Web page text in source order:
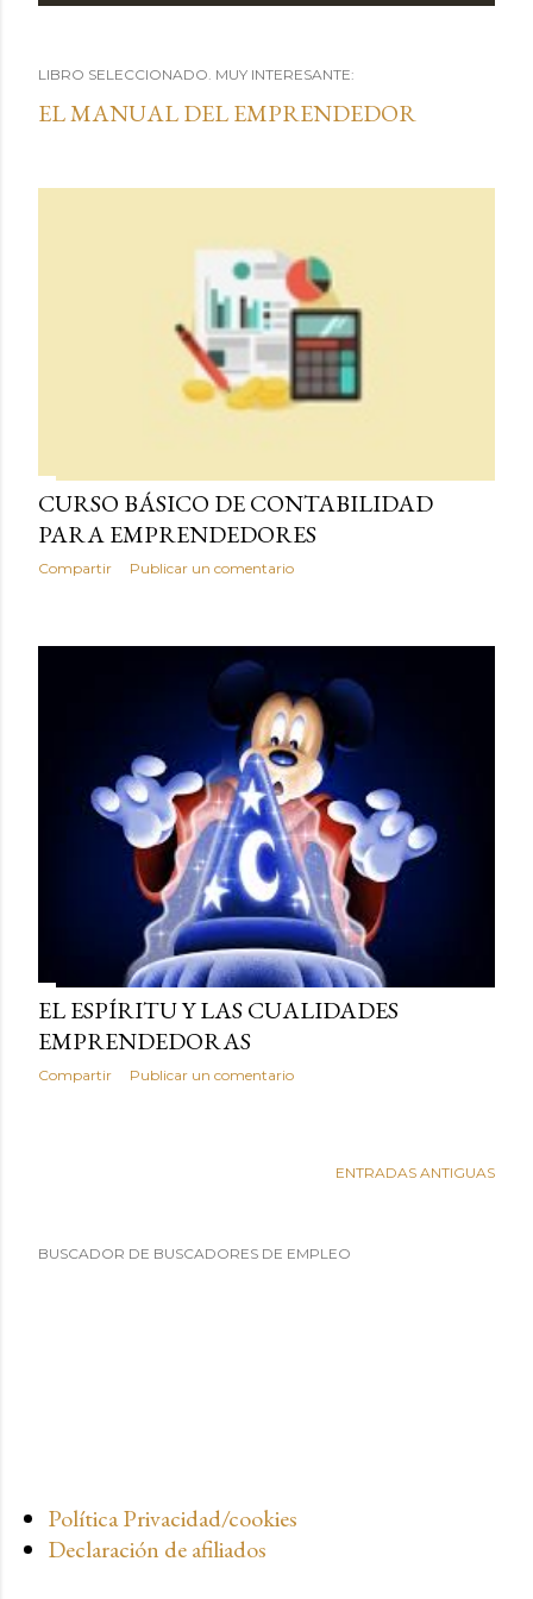
t
r
a
LIBRO SELECCIONADO. MUY INTERESANTE:
EL MANUAL DEL EMPRENDEDOR
CURSO BÁSICO DE CONTABILIDAD
PARA EMPRENDEDORES
Compartir Publicar un comentario
EL ESPÍRITU Y LAS CUALIDADES
EMPRENDEDORAS
Compartir Publicar un comentario
ENTRADAS ANTIGUAS
BUSCADOR DE BUSCADORES DE EMPLEO
Política Privacidad/cookies
Declaración de afiliados